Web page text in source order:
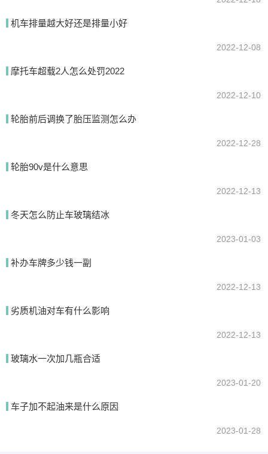
机车排量越大好还是排量小好
2022-12-08
摩托车超载2人怎么处罚2022
2022-12-10
轮胎前后调换了胎压监测怎么办
2022-12-28
轮胎90v是什么意思
2022-12-13
冬天怎么防止车玻璃结冰
2023-01-03
补办车牌多少钱一副
2022-12-13
劣质机油对车有什么影响
2022-12-13
玻璃水一次加几瓶合适
2023-01-20
车子加不起油来是什么原因
2023-01-28